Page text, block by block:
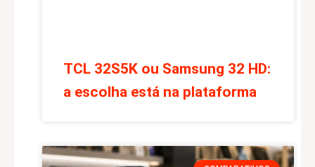
TCL 32S5K ou Samsung 32 HD:
a escolha está na plataforma